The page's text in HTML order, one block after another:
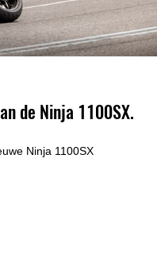
de Ninja 1100SX.
Ninja 1100SX